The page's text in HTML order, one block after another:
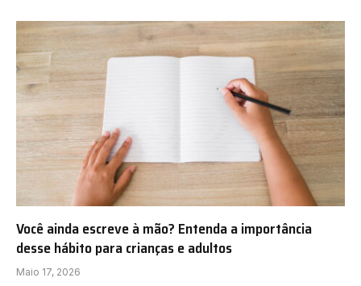
Você ainda escreve à mão? Entenda a importância
desse hábito para crianças e adultos
Maio 17, 2026